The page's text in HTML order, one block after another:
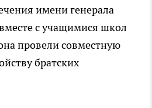
имени генерала
с учащимися школ
провели совместную
братских